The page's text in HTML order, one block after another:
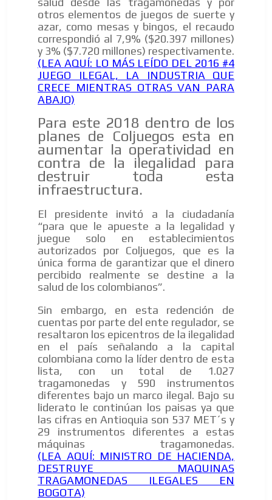
otros elementos de juegos de suerte y
azar, como mesas y bingos, el recaudo
correspondió al 7,9% ($20.397 millones)
y 3% ($7.720 millones) respectivamente.
(LEA AQUÍ: LO MÁS LEÍDO DEL 2016 #4
JUEGO ILEGAL, LA INDUSTRIA QUE
CRECE MIENTRAS OTRAS VAN PARA
ABAJO)
Para este 2018 dentro de los
planes de Coljuegos esta en
aumentar la operatividad en
contra de la ilegalidad para
destruir toda esta
infraestructura.
El presidente invitó a la ciudadanía
“para que le apueste a la legalidad y
juegue solo en establecimientos
autorizados por Coljuegos, que es la
única forma de garantizar que el dinero
percibido realmente se destine a la
salud de los colombianos”.
Sin embargo, en esta redención de
cuentas por parte del ente regulador, se
resaltaron los epicentros de la ilegalidad
en el país señalando a la capital
colombiana como la líder dentro de esta
lista, con un total de 1.027
tragamonedas y 590 instrumentos
diferentes bajo un marco ilegal. Bajo su
liderato le continúan los paisas ya que
las cifras en Antioquia son 537 MET´s y
29 instrumentos diferentes a estas
máquinas tragamonedas.
(LEA AQUÍ: MINISTRO DE HACIENDA,
DESTRUYE MAQUINAS
TRAGAMONEDAS ILEGALES EN
BOGOTA)